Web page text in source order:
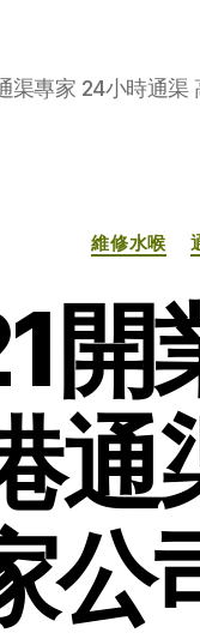
渠專家 24小時通渠
維修水喉
開